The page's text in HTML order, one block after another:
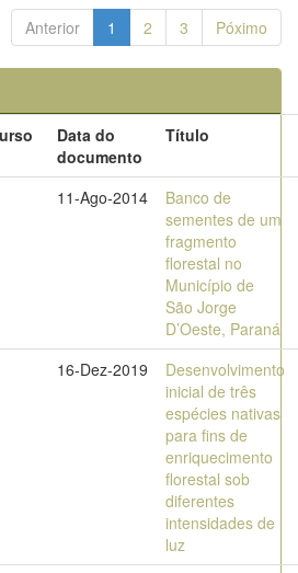
Anterior 1 2 3 Póximo
Data do
documento
Título
11-Ago-2014
Banco de
sementes de um
fragmento
florestal no
Município de
São Jorge
D’Oeste, Paraná
16-Dez-2019
Desenvolvimento
inicial de três
espécies nativas
para fins de
enriquecimento
florestal sob
diferentes
intensidades de
luz